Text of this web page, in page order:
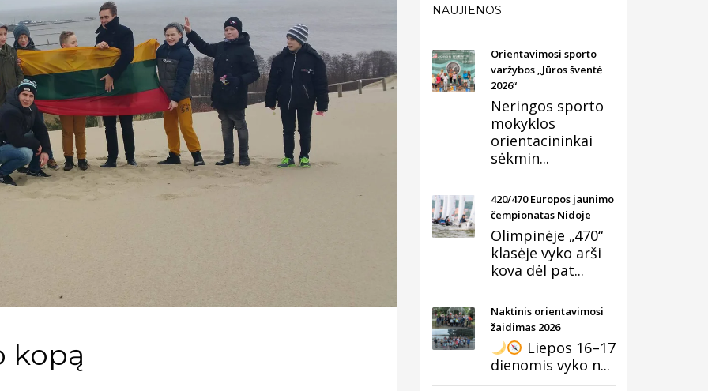
kopą
NAUJIENOS
Orientavimosi sporto
varžybos „Jūros šventė
2026“
Neringos sporto
mokyklos
orientacininkai
sėkmin...
420/470 Europos jaunimo
čempionatas Nidoje
Olimpinėje „470“
klasėje vyko arši
kova dėl pat...
Naktinis orientavimosi
žaidimas 2026
Liepos 16–17
dienomis vyko n...